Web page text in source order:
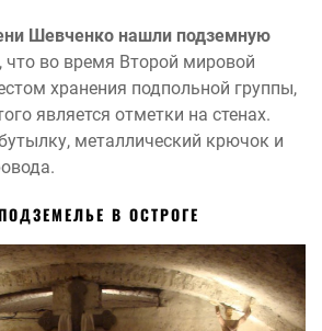
Шевченко нашли подземную
что во время Второй мировой
хранения подпольной группы,
является отметки на стенах.
металлический крючок и
В ОСТРОГЕ